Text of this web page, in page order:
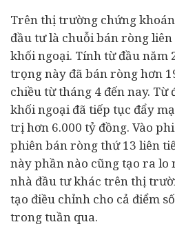
Trên thị trường chứng
đầu tưlà chuỗi bán ròng liên
khối ngoại. Tính từ đầu năm
trọng này đã bán ròng hơn
chiều từ tháng 4 đến nay. Từ
khối ngoại đã tiếp tục đẩy
trị hơn 6.000 tỷ đồng. Vào
phiên bán ròng thứ 13 liên
này phần nào cũng tạo ra lo
nhà đầu tư khác trên thị
tạo điều chỉnh cho cả điểm
trong tuần qua.